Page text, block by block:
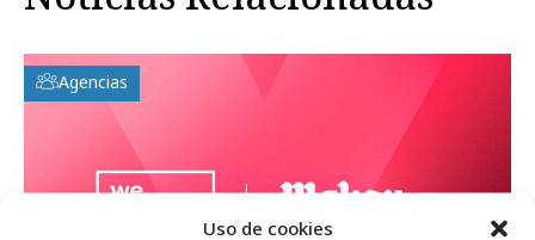
Uso de cookies
Agencias